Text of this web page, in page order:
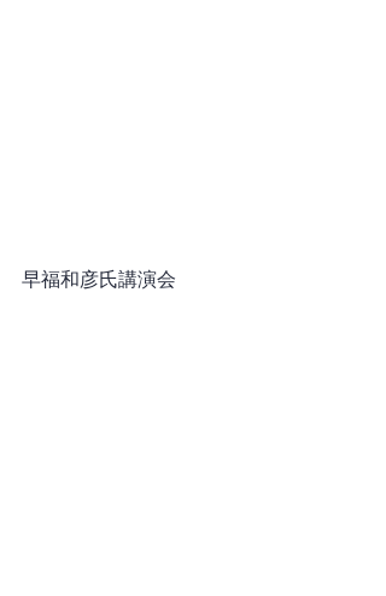
早福和彦氏講演会